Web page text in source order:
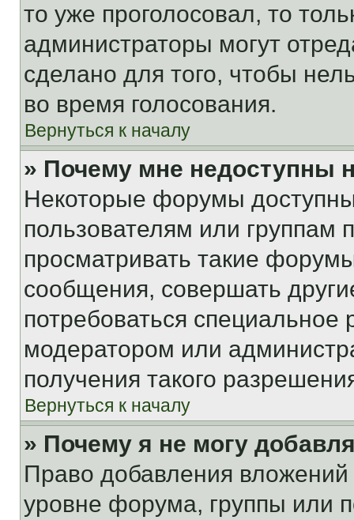
то уже проголосовал, то
администраторы могут
сделано для того, чтобы
во время голосования.
Вернуться к началу
» Почему мне недоступны
Некоторые форумы
пользователям или группам
просматривать такие
сообщения, совершать
потребоваться
модератором или
получения такого
Вернуться к началу
» Почему я не могу
Право добавления
уровне форума, группы или